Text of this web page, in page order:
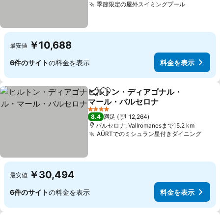
季節限定の屋外スイミングプール料金を表
最安値 ￥10,688
6件のサイトの料金を表示 料金を表示
シェアお気に入りに追加
ヒルトン・ディアゴナル・
マール・バルセロナ
料金を表示
4 ホテルのランク
8.4 満足
12,264
バルセロナ, Vallromanesまで15.2 km
AÜRTでのミシュラン星付きダイニング
最安値 ￥30,494
6件のサイトの料金を表示 料金を表示